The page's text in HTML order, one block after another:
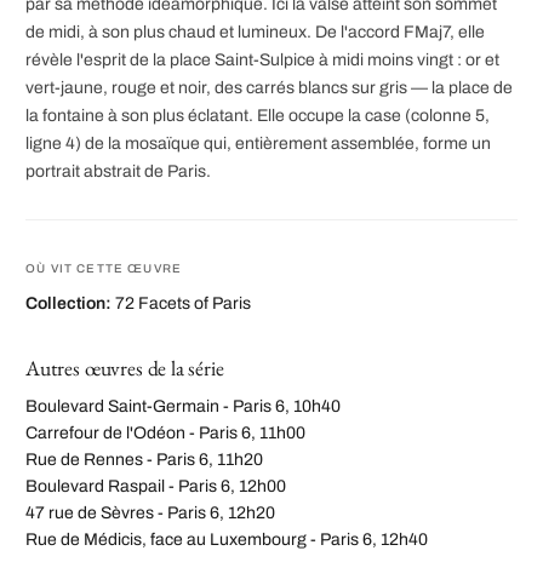
par sa méthode ideamorphique. Ici la valse atteint son sommet
de midi, à son plus chaud et lumineux. De l'accord FMaj7, elle
révèle l'esprit de la place Saint-Sulpice à midi moins vingt : or et
vert-jaune, rouge et noir, des carrés blancs sur gris — la place de
la fontaine à son plus éclatant. Elle occupe la case (colonne 5,
ligne 4) de la mosaïque qui, entièrement assemblée, forme un
portrait abstrait de Paris.
OÙ VIT CETTE ŒUVRE
Collection: 72 Facets of Paris
Autres œuvres de la série
Boulevard Saint-Germain - Paris 6, 10h40
Carrefour de l'Odéon - Paris 6, 11h00
Rue de Rennes - Paris 6, 11h20
Boulevard Raspail - Paris 6, 12h00
47 rue de Sèvres - Paris 6, 12h20
Rue de Médicis, face au Luxembourg - Paris 6, 12h40